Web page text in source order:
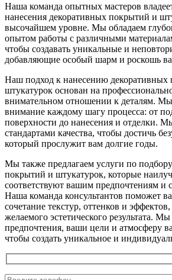
Наша команда опытных мастеров
нанесения декоративных покрытий и
высочайшем уровне. Мы обладаем
опытом работы с различными
чтобы создавать уникальные и
добавляющие особый шарм и роскошь
Наш подход к нанесению декоративных
штукатурок основан на
внимательном отношении к деталям. Мы
внимание каждому шагу процесса: от
поверхности до нанесения и отделки.
стандартами качества, чтобы достичь
который прослужит вам долгие годы.
Мы также предлагаем услуги по
покрытий и штукатурок, которые
соответствуют вашим предпочтениям и
Наша команда консультантов поможет
сочетание текстур, оттенков и
желаемого эстетического результата.
предпочтения, ваши цели и атмосферу
чтобы создать уникальное и